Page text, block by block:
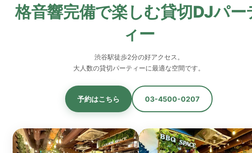
格音響完備で楽しむ貸切DJパー
ィー
渋谷駅徒歩2分の好アクセス。
大人数の貸切パーティーに最適な空間です。
予約はこちら 03-4500-0207